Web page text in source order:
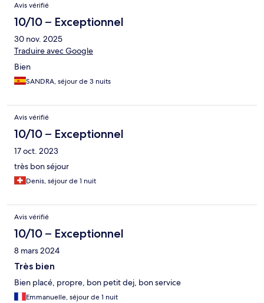
Avis vérifié
10/10 – Exceptionnel
30 nov. 2025
Traduire avec Google
Bien
SANDRA, séjour de 3 nuits
Avis vérifié
10/10 – Exceptionnel
17 oct. 2023
très bon séjour
Denis, séjour de 1 nuit
Avis vérifié
10/10 – Exceptionnel
8 mars 2024
Très bien
Bien placé, propre, bon petit dej, bon service
Emmanuelle, séjour de 1 nuit